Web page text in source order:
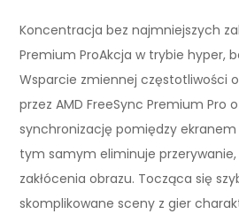
Koncentracja bez najmniejszych
Premium ProAkcja w trybie hyper,
Wsparcie zmiennej częstotliwości
przez AMD FreeSync Premium Pro
synchronizację pomiędzy
tym samym eliminuje przerywanie,
zakłócenia obrazu. Tocząca się
skomplikowane sceny z gier